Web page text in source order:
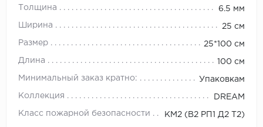
Толщина 6.5 мм
Ширина 25 см
Размер 25*100 см
Длина 100 см
Минимальный заказ кратно: Упаковкам
Коллекция DREAM
Класс пожарной безопасности КМ2 (В2 РП1 Д2 Т2)